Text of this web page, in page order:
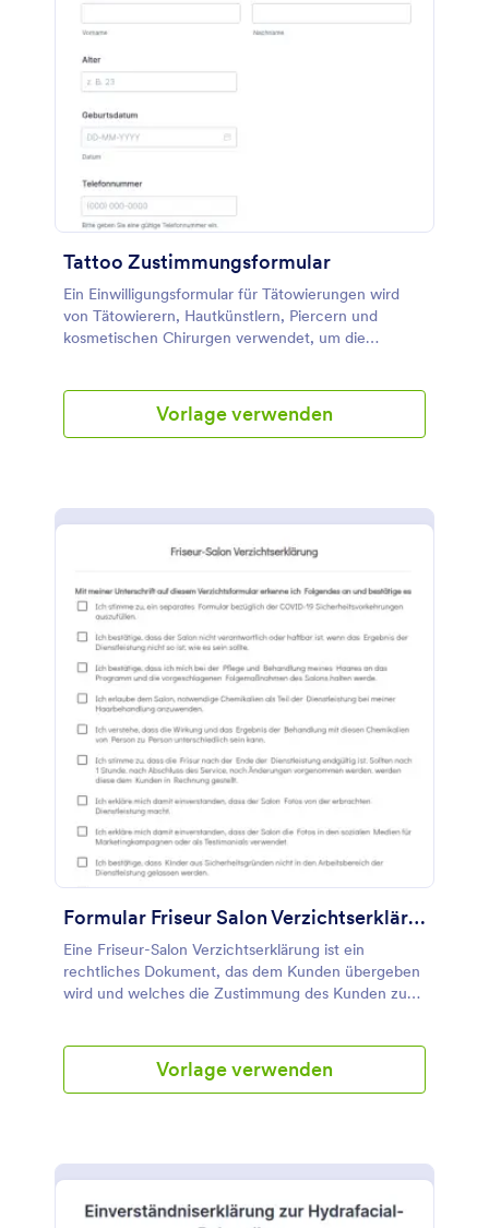
Tattoo Zustimmungsformular
Ein Einwilligungsformular für Tätowierungen wird
von Tätowierern, Hautkünstlern, Piercern und
kosmetischen Chirurgen verwendet, um die
oder anderer zu erhalten.Vorlage verwenden
Formular Friseur Salon Verzichtserklärung
Eine Friseur-Salon Verzichtserklärung ist ein
rechtliches Dokument, das dem Kunden übergeben
wird und welches die Zustimmung des Kunden zu
der Dienstleistung ausgefüllt. Diese Vorlage einer
Verzichtserklärung für Frisör-Salons enthält Formular
fragen. zusätzlich hat diese Verzichtserklärung einen
Setzen von Häkchen die verschiedenen Absprachen
Vorlage verwenden